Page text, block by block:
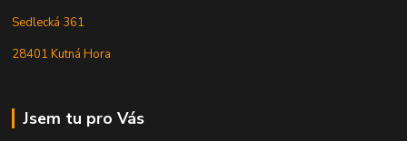
Sedlecká 361
28401 Kutná Hora
Jsem tu pro Vás